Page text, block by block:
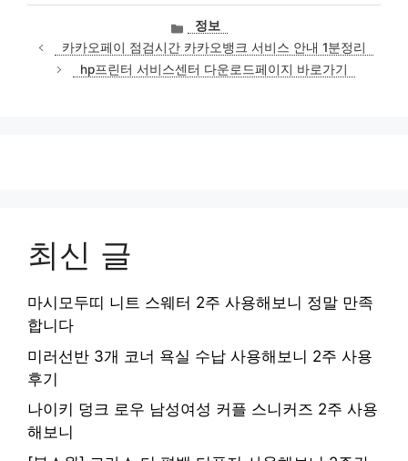
카
테
고
리
정보
카카오페이 점검시간 카카오뱅크 서비스 안내 1분정리
hp프린터 서비스센터 다운로드페이지 바로가기
최신 글
마시모두띠 니트 스웨터 2주 사용해보니 정말 만족
합니다
미러선반 3개 코너 욕실 수납 사용해보니 2주 사용
후기
나이키 덩크 로우 남성여성 커플 스니커즈 2주 사용
해보니